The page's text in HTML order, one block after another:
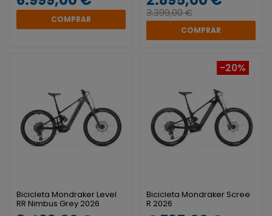
COMPRAR
3.399,00 €
COMPRAR
Bicicleta Mondraker Level
RR Nimbus Grey 2026
-20%
Bicicleta Mondraker Scree
R 2026